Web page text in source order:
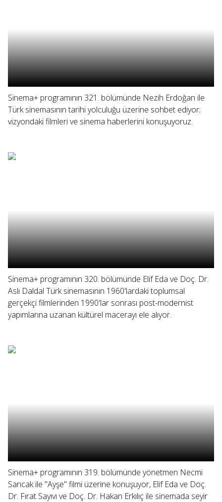
Sinema+ programının 321. bölümünde Nezih Erdoğan ile
Türk sinemasının tarihi yolculuğu üzerine sohbet ediyor;
vizyondaki filmleri ve sinema haberlerini konuşuyoruz.
Sinema+ programının 320. bölümünde Elif Eda ve Doç. Dr.
Aslı Daldal Türk sinemasının 1960'lardaki toplumsal
gerçekçi filmlerinden 1990'lar sonrası post-modernist
yapımlarına uzanan kültürel macerayı ele alıyor.
Sinema+ programının 319. bölümünde yönetmen Necmi
Sancak ile "Ayşe" filmi üzerine konuşuyor, Elif Eda ve Doç.
Dr. Fırat Sayıvı ve Doç. Dr. Hakan Erkılıç ile sinemada seyir